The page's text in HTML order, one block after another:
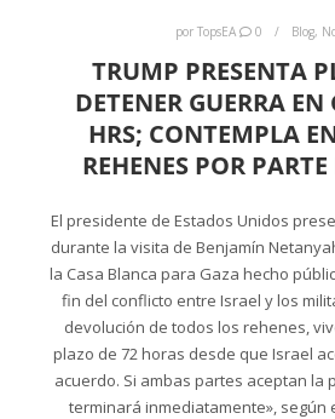
por TopsEA 0 Blog,
TRUMP PRESENTA
DETENER GUERRA
HRS; CONTEMPLA
REHENES POR
El presidente de Estados Unidos
durante la visita de Benjamín
la Casa Blanca para Gaza hecho
fin del conflicto entre Israel y los
devolución de todos los rehenes,
plazo de 72 horas desde que Israel
acuerdo. Si ambas partes aceptan la
terminará inmediatamente», según